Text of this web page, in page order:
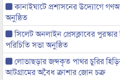
কানাইঘাটে প্রশাসনের উদ্যোগে
অনুষ্ঠিত
সিলেট অনলাইন প্রেসক্লাবের
পরিচিতি সভা অনুষ্ঠিত
লোভাছড়ার জব্দকৃত পাথর চুরির
আটগ্রামের অবৈধ ক্রাশার জোন চক্র